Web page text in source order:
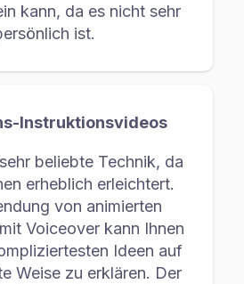
kann, da es nicht sehr
ist.
Instruktionsvideos
beliebte Technik, da
erheblich erleichtert.
von animierten
Voiceover kann Ihnen
Ideen auf
Weise zu erklären. Der